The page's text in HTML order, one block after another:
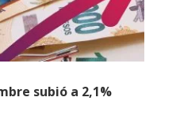
subió a 2,1%